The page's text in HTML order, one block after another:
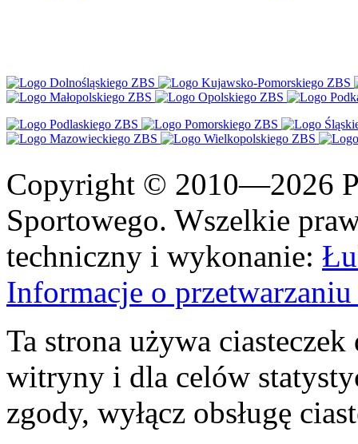
Copyright © 2010—2026
Sportowego. Wszelkie
techniczny i wykonanie:
Informacje o
Ta strona używa
witryny i dla celów
zgody, wyłącz obsługę